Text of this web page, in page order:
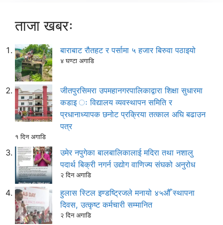
ताजा खबरः
बाराबाट रौतहट र पर्सामा ५ हजार बिरुवा पठाइयो
४ घण्टा अगाडि
जीतपुरसिमरा उपमहानगरपालिकाद्वारा शिक्षा सुधारमा
कडाइ ः विद्यालय व्यवस्थापन समिति र
प्रधानाध्यापक छनोट प्रक्रिया तत्काल अघि बढाउन
पत्र
१ दिन अगाडि
उमेर नपुगेका बालबालिकालाई मदिरा तथा नशालु
पदार्थ बिक्री नगर्न उद्योग वाणिज्य संघको अनुरोध
२ दिन अगाडि
हुलास स्टिल इण्डष्ट्रिजले मनायो ४५औँ स्थापना
दिवस, उत्कृष्ट कर्मचारी सम्मानित
२ दिन अगाडि